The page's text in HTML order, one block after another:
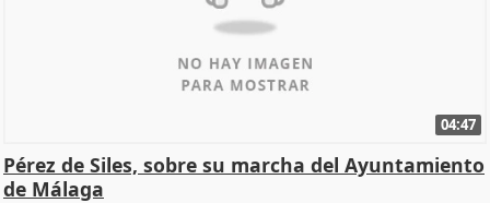
04:47
Pérez de Siles, sobre su marcha del Ayuntamiento
de Málaga